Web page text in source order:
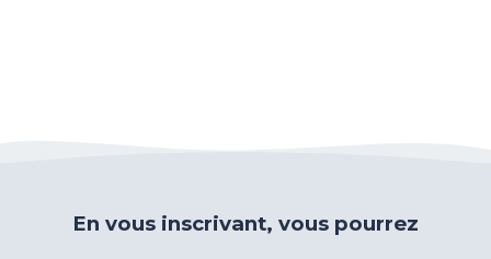
En vous inscrivant, vous pourrez